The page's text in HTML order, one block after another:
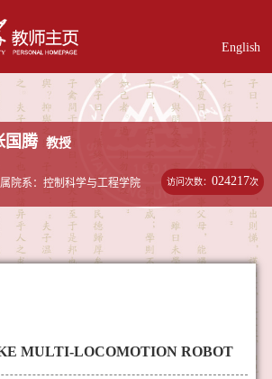
English
国腾 教授
院系：控制科学与工程学院 访问次数：024217次
MULTI-LOCOMOTION ROBOT